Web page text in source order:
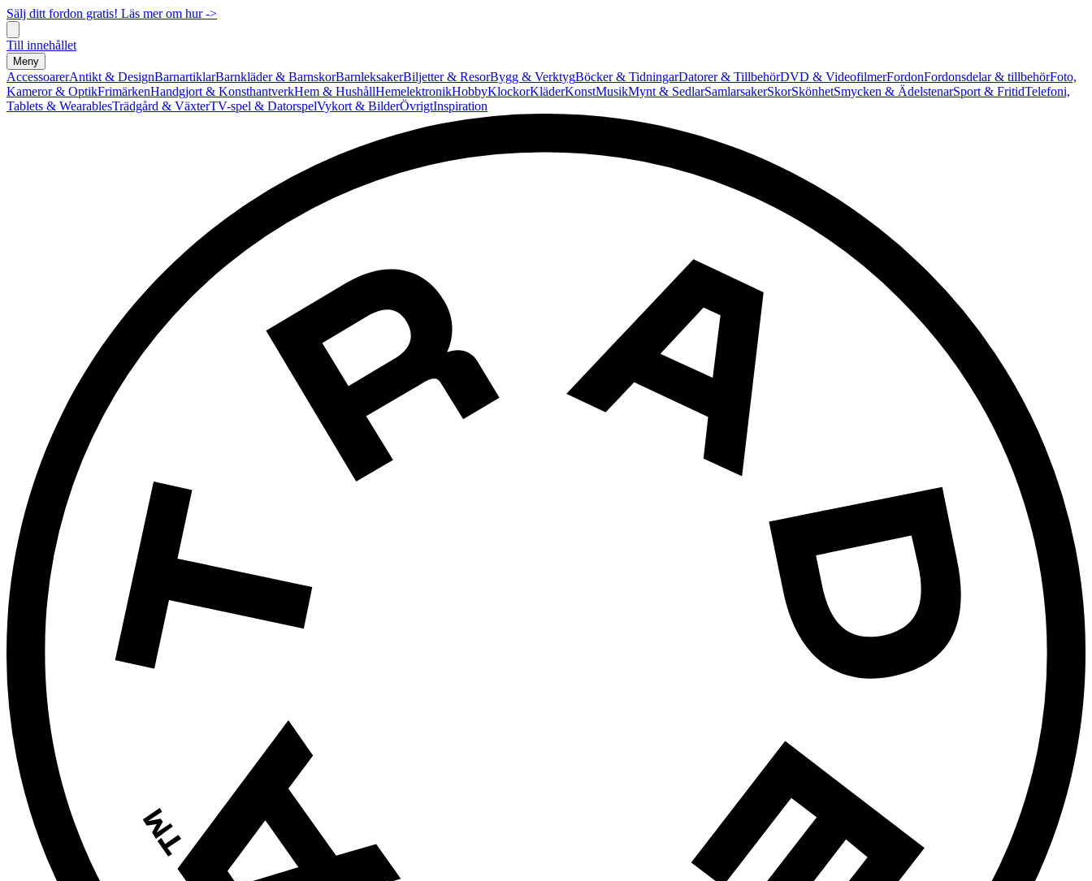
Sälj ditt fordon gratis! Läs mer om hur ->
Till innehållet
Meny
AccessoarerAntikt & DesignBarnartiklarBarnkläder & BarnskorBarnleksakerBiljetter & ResorBygg & VerktygBöcker & TidningarDatorer & TillbehörDVD & VideofilmerFordonFordonsdelar & tillbehörFoto,
Kameror & OptikFrimärkenHandgjort & KonsthantverkHem & HushållHemelektronikHobbyKlockorKläderKonstMusikMynt & SedlarSamlarsakerSkorSkönhetSmycken & ÄdelstenarSport & FritidTelefoni,
Tablets & WearablesTrädgård & VäxterTV-spel & DatorspelVykort & BilderÖvrigtInspiration